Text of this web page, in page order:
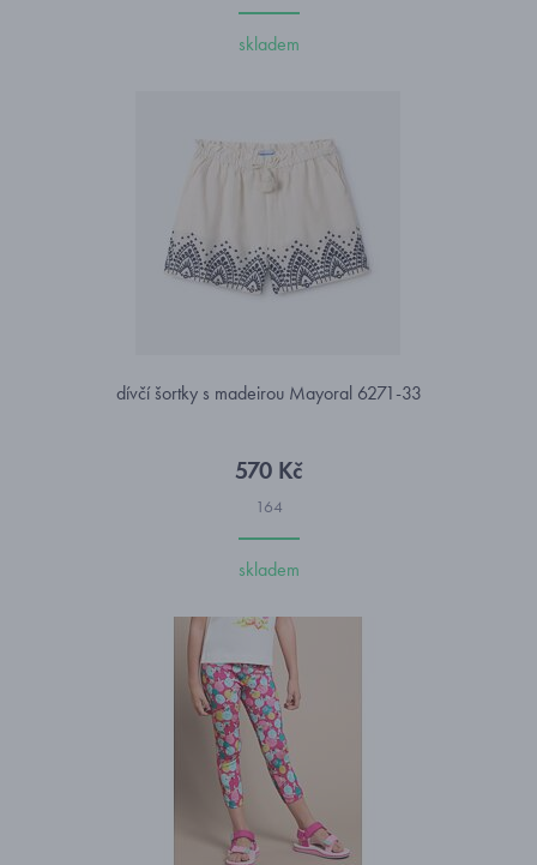
skladem
dívčí šortky s madeirou Mayoral 6271-33
570 Kč
164
skladem